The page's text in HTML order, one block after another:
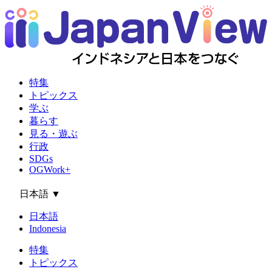
特集
トピックス
学ぶ
暮らす
見る・遊ぶ
行政
SDGs
OGWork+
日本語 ▼
日本語
Indonesia
特集
トピックス